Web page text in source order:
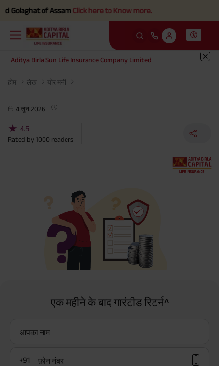
of AssamClick here to Know more.
Aditya Birla Sun Life Insurance Company Limited
होम लेख योर मनी
4 जून 2026
★ 4.5
Rated by 1000 readers
एक महीने के बाद गारंटीड रिटर्न^
आपका नाम
+91 फ़ोन नंबर